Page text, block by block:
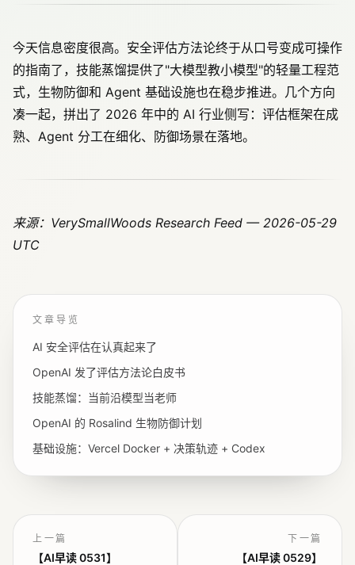
今天信息密度很高。安全评估方法论终于从口号变成可操作
的指南了，技能蒸馏提供了"大模型教小模型"的轻量工程范
式，生物防御和 Agent 基础设施也在稳步推进。几个方向
凑一起，拼出了 2026 年中的 AI 行业侧写：评估框架在成
熟、Agent 分工在细化、防御场景在落地。
来源：VerySmallWoods Research Feed — 2026-05-29
UTC
文章导览
AI 安全评估在认真起来了
OpenAI 发了评估方法论白皮书
技能蒸馏：当前沿模型当老师
OpenAI 的 Rosalind 生物防御计划
基础设施：Vercel Docker + 决策轨迹 + Codex
上一篇
【AI早读 0531】
下一篇
【AI早读 0529】